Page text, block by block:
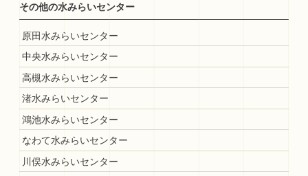
その他の水みらいセンター
原田水みらいセンター
中央水みらいセンター
高槻水みらいセンター
渚水みらいセンター
鴻池水みらいセンター
なわて水みらいセンター
川俣水みらいセンター